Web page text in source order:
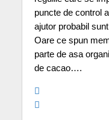
puncte de control
ajutor probabil
Oare ce spun
parte de asa
de cacao….